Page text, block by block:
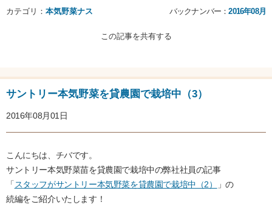
カテゴリ： 本気野菜ナス バックナンバー：2016年08月
この記事を共有する
サントリー本気野菜を貸農園で栽培中（3）
2016年08月01日
こんにちは、チバです。
サントリー本気野菜苗を貸農園で栽培中の弊社社員の記事
「 スタッフがサントリー本気野菜を貸農園で栽培中（2）
」の
続編をご紹介いたします！